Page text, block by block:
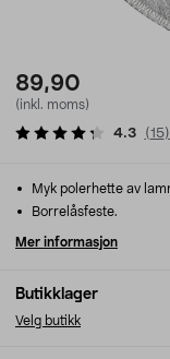
89,90
(inkl. moms)
4.3 (15)
Butikklager
Velg butikk
Myk polerhette av
Borrelåsfeste.
Mer informasjon